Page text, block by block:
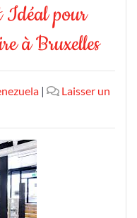
Idéal pour
à Bruxelles
|
Laisser un